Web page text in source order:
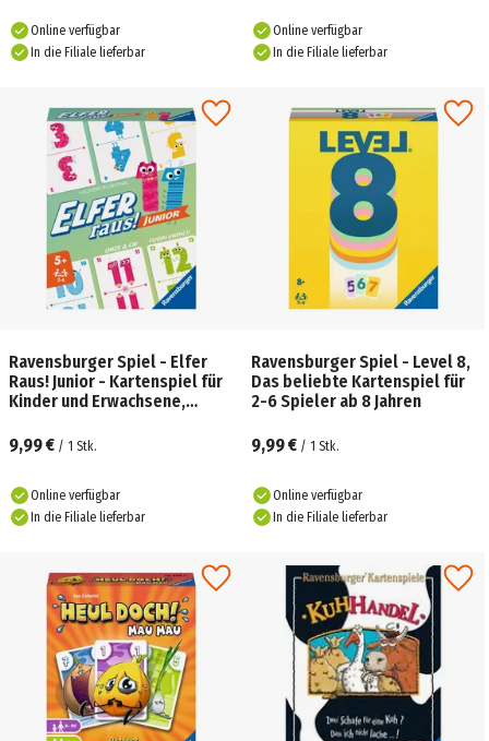
Online verfügbar
In die Filiale lieferbar
Online verfügbar
In die Filiale lieferbar
Ravensburger Spiel - Elfer
Raus! Junior - Kartenspiel für
Kinder und Erwachsene,
9,99 € / 1 Stk.
Online verfügbar
In die Filiale lieferbar
Ravensburger Spiel - Level 8,
Das beliebte Kartenspiel für
2-6 Spieler ab 8 Jahren
9,99 € / 1 Stk.
Online verfügbar
In die Filiale lieferbar